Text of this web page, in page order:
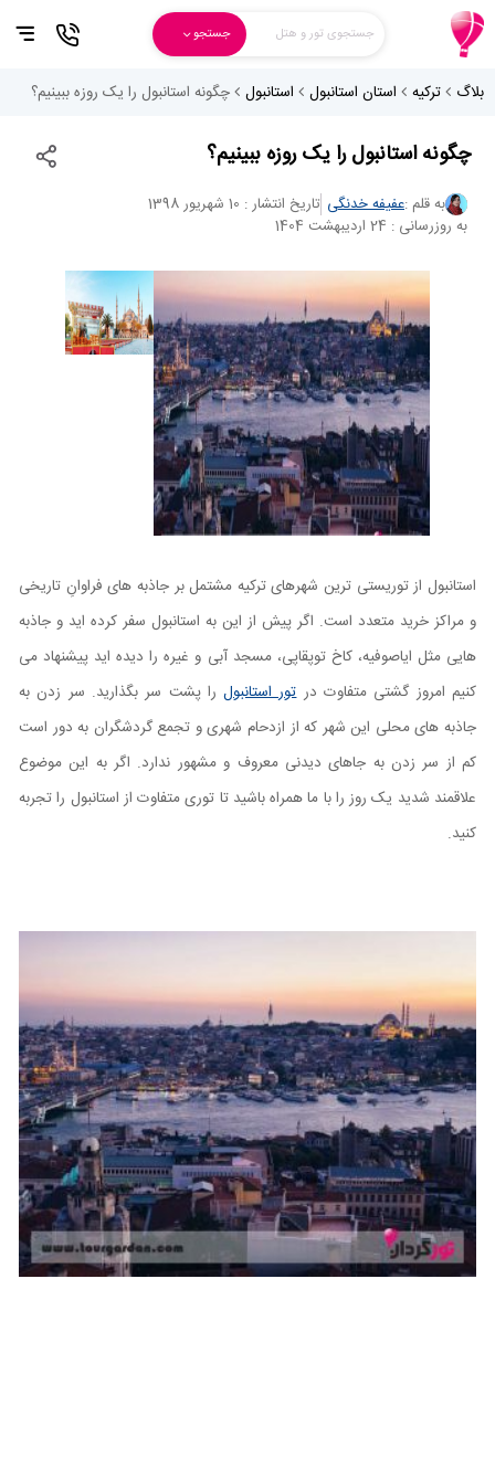
جستجوی تور و هتل جستجو
بلاگ ترکیه استان استانبول استانبول چگونه استانبول را یک روزه ببینیم؟
چگونه استانبول را یک روزه ببینیم؟
به قلم :عفیفه خدنگی تاریخ انتشار : 10 شهریور 1398
به روزرسانی : 24 اردیبهشت 1404
استانبول از توریستی ‌ترین شهرهای ترکیه مشتمل بر جاذبه ‌های فراوانِ تاریخی
و مراکز خرید متعدد است. اگر پیش از این به استانبول سفر کرده اید و جاذبه
هایی مثل ایاصوفیه، کاخ توپقاپی، مسجد آبی و غیره را دیده اید پیشنهاد می
کنیم امروز گشتی متفاوت درتور استانبولرا پشت سر بگذارید. سر زدن به
جاذبه های محلی این شهر که از ازدحام شهری و تجمع گردشگران به دور است
کم از سر زدن به جاهای دیدنی معروف و مشهور ندارد. اگر به این موضوع
علاقمند شدید یک روز را با ما همراه باشید تا توری متفاوت از استانبول را تجربه
کنید.